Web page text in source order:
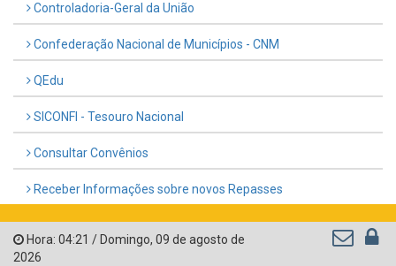
Controladoria-Geral da União
Confederação Nacional de Municípios - CNM
QEdu
SICONFI - Tesouro Nacional
Consultar Convênios
Receber Informações sobre novos Repasses
Hora: 04:21 / Domingo, 09 de agosto de
2026